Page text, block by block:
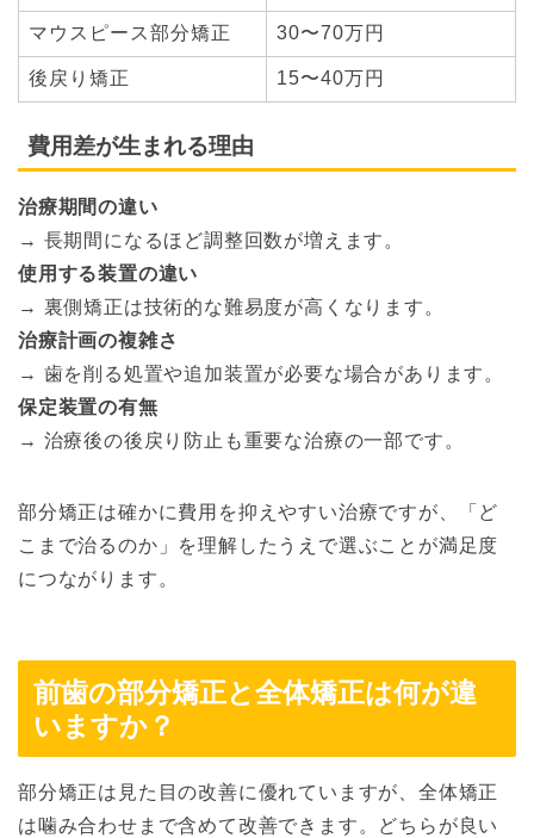
マウスピース部分矯正 30〜70万円
後戻り矯正 15〜40万円
費用差が生まれる理由
治療期間の違い
→ 長期間になるほど調整回数が増えます。
使用する装置の違い
→ 裏側矯正は技術的な難易度が高くなります。
治療計画の複雑さ
→ 歯を削る処置や追加装置が必要な場合があります。
保定装置の有無
→ 治療後の後戻り防止も重要な治療の一部です。
部分矯正は確かに費用を抑えやすい治療ですが、「ど
こまで治るのか」を理解したうえで選ぶことが満足度
につながります。
前歯の部分矯正と全体矯正は何が違
いますか？
部分矯正は見た目の改善に優れていますが、全体矯正
は噛み合わせまで含めて改善できます。どちらが良い